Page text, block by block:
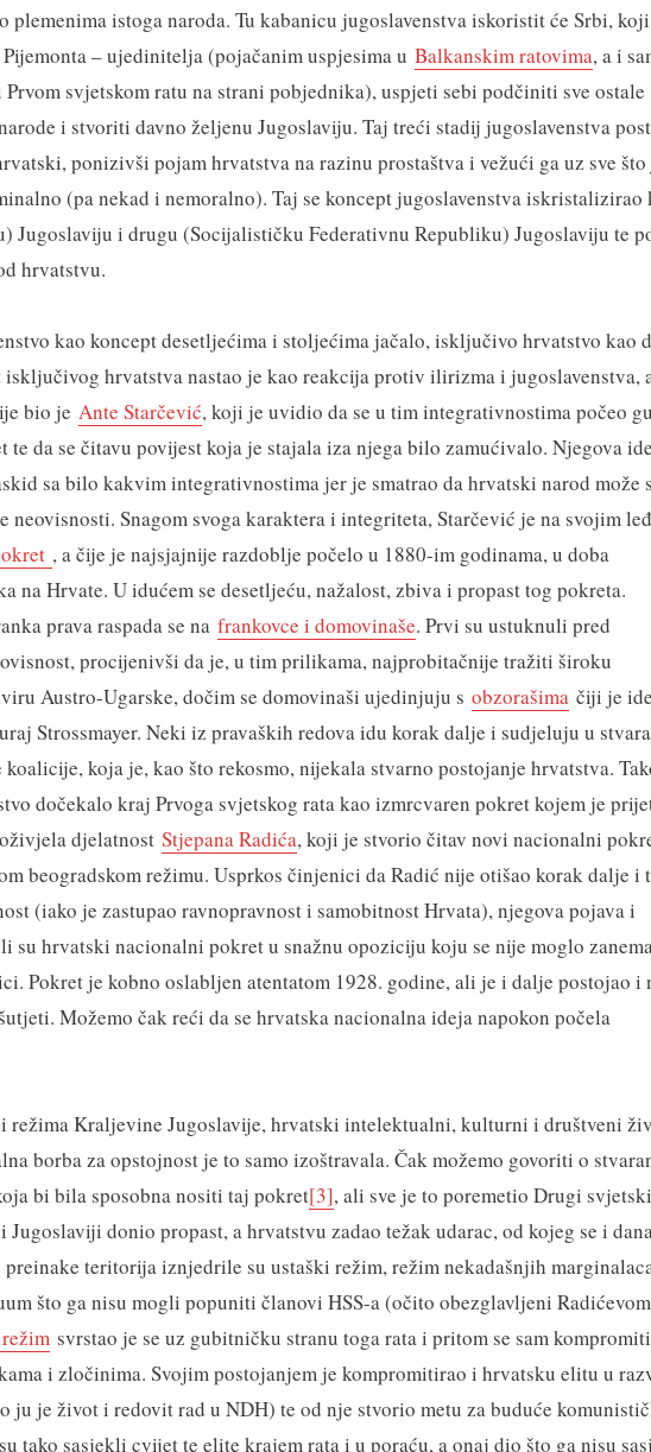
plemenima istoga naroda. Tu kabanicu jugoslavenstva iskoristit će Srbi,
– ujedinitelja (pojačanim uspjesima u Balkanskim ratovima, a i
svjetskom ratu na strani pobjednika), uspjeti sebi podčiniti sve ostale
i stvoriti davno željenu Jugoslaviju. Taj treći stadij jugoslavenstva
ponizivši pojam hrvatstva na razinu prostaštva i vežući ga uz sve što
(pa nekad i nemoralno). Taj se koncept jugoslavenstva iskristalizirao
Jugoslaviju i drugu (Socijalističku Federativnu Republiku) Jugoslaviju te
hrvatstvu.
kao koncept desetljećima i stoljećima jačalo, isključivo hrvatstvo kao
hrvatstva nastao je kao reakcija protiv ilirizma i jugoslavenstva,
bio je Ante Starčević, koji je uvidio da se u tim integrativnostima počeo
te da se čitavu povijest koja je stajala iza njega bilo zamućivalo. Njegova
sa bilo kakvim integrativnostima jer je smatrao da hrvatski narod može
neovisnosti. Snagom svoga karaktera i integriteta, Starčević je na svojim
, a čije je najsjajnije razdoblje počelo u 1880-im godinama, u doba
na Hrvate. U idućem se desetljeću, nažalost, zbiva i propast tog pokreta.
prava raspada se na frankovce i domovinaše. Prvi su ustuknuli pred
procijenivši da je, u tim prilikama, najprobitačnije tražiti široku
Austro-Ugarske, dočim se domovinaši ujedinjuju s obzorašima čiji je
Strossmayer. Neki iz pravaških redova idu korak dalje i sudjeluju u
koja je, kao što rekosmo, nijekala stvarno postojanje hrvatstva.
dočekalo kraj Prvoga svjetskog rata kao izmrcvaren pokret kojem je
djelatnost Stjepana Radića, koji je stvorio čitav novi nacionalni
beogradskom režimu. Usprkos činjenici da Radić nije otišao korak dalje i
(iako je zastupao ravnopravnost i samobitnost Hrvata), njegova pojava i
su hrvatski nacionalni pokret u snažnu opoziciju koju se nije moglo
Pokret je kobno oslabljen atentatom 1928. godine, ali je i dalje postojao i
Možemo čak reći da se hrvatska nacionalna ideja napokon počela
režima Kraljevine Jugoslavije, hrvatski intelektualni, kulturni i društveni
borba za opstojnost je to samo izoštravala. Čak možemo govoriti o
bi bila sposobna nositi taj pokret[3], ali sve je to poremetio Drugi
donio propast, a hrvatstvu zadao težak udarac, od kojeg se i
preinake teritorija iznjedrile su ustaški režim, režim nekadašnjih
što ga nisu mogli popuniti članovi HSS-a (očito obezglavljeni Radićevom
svrstao je se uz gubitničku stranu toga rata i pritom se sam
i zločinima. Svojim postojanjem je kompromitirao i hrvatsku elitu u
ju je život i redovit rad u NDH) te od nje stvorio metu za buduće
tako sasjekli cvijet te elite krajem rata i u poraću, a onaj dio što ga nisu